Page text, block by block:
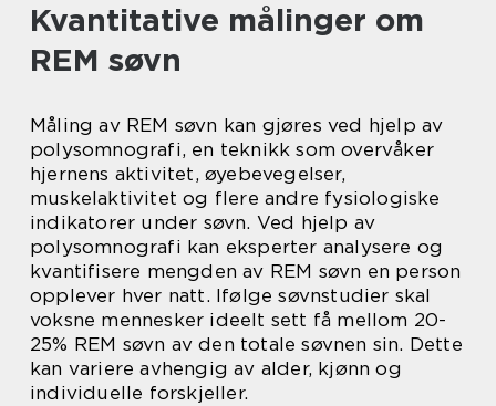
Kvantitative målinger om
REM søvn
Måling av REM søvn kan gjøres ved hjelp av
polysomnografi, en teknikk som overvåker
hjernens aktivitet, øyebevegelser,
muskelaktivitet og flere andre fysiologiske
indikatorer under søvn. Ved hjelp av
polysomnografi kan eksperter analysere og
kvantifisere mengden av REM søvn en person
opplever hver natt. Ifølge søvnstudier skal
voksne mennesker ideelt sett få mellom 20-
25% REM søvn av den totale søvnen sin. Dette
kan variere avhengig av alder, kjønn og
individuelle forskjeller.